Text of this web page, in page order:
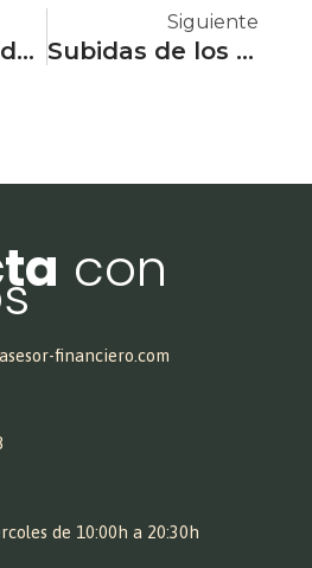
¿Qué son los derivados financieros?
Siguiente
Subidas de los tipos de interés
con
financiero.com
de 10:00h a 20:30h